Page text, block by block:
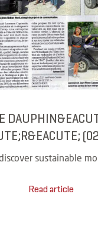
sustainable
Read article